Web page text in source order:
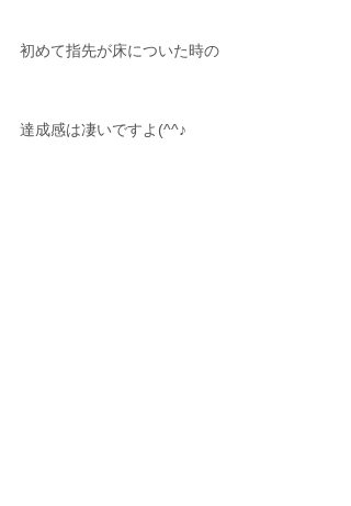
初めて指先が床についた時の
達成感は凄いですよ(^^♪